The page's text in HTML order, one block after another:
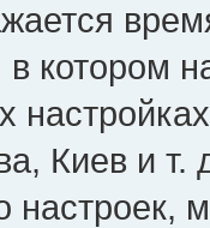
в котором
Киев и т.
настроек,